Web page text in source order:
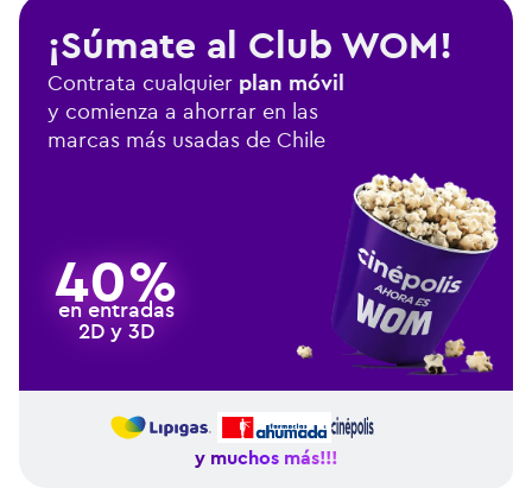
¡Súmate al Club WOM!
Contrata cualquier plan móvil
y comienza a ahorrar en las
marcas más usadas de Chile
40%
en entradas
2D y 3D
y muchos más!!!